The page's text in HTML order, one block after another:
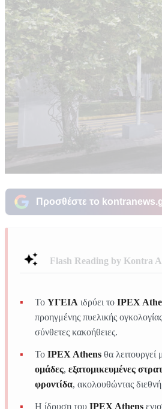
Προσθέστε το
Flash Reading by Kontra
Το ΥΓΕΙΑ ιδρύει το IPEX
προηγμένης πυελικής
σύνθετες κακοήθειες.
Το IPEX Athens θα λειτουργεί
ομάδες, εξατομικευμένες
φροντίδα, ακολουθώντας
Η ίδρυση του IPEX Athens